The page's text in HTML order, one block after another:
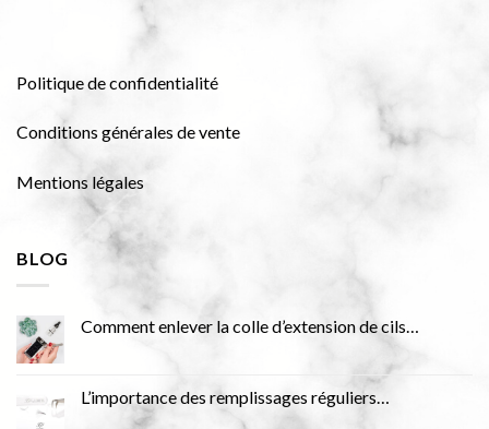
Politique de confidentialité
Conditions générales de vente
Mentions légales
BLOG
Comment enlever la colle d’extension de cils…
L’importance des remplissages réguliers…